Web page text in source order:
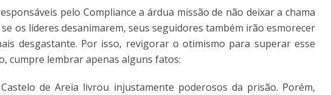
pelo Compliance a árdua missão de não deixar a chama
os líderes desanimarem, seus seguidores também irão esmorecer
desgastante. Por isso, revigorar o otimismo para superar esse
cumpre lembrar apenas alguns fatos:
de Areia livrou injustamente poderosos da prisão. Porém,